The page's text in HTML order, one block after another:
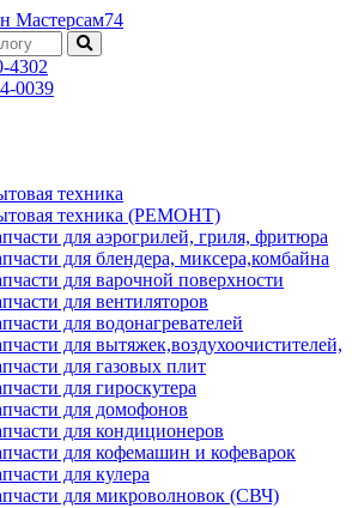
4302
0039
техника
техника (РЕМОНТ)
для аэрогрилей, гриля, фритюра
для блендера, миксера,комбайна
для варочной поверхности
для вентиляторов
для водонагревателей
для вытяжек,воздухоочистителей,
для газовых плит
для гироскутера
для домофонов
для кондиционеров
для кофемашин и кофеварок
для кулера
для микроволновок (СВЧ)